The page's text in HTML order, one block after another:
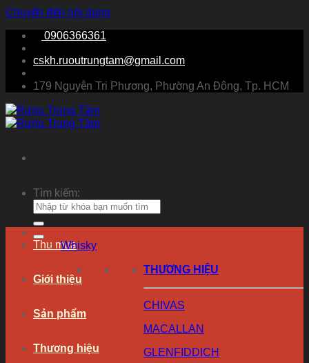
Chuyển đến nội dung
0906366361
cskh.ruoutrungtam@gmail.com
179 Nguyễn Tri Phương, Phường An Đông, Tp. HCM
Tìm kiếm:
Thu mua
Giới thiệu
Sản phẩm
Thương hiệu
Whisky
THƯƠNG HIỆU
CHIVAS
MACALLAN
GLENFIDDICH